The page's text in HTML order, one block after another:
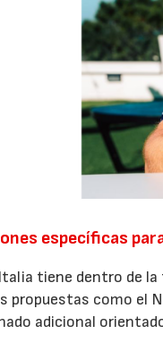
específicas
tiene dentro de
propuestas como el
adicional